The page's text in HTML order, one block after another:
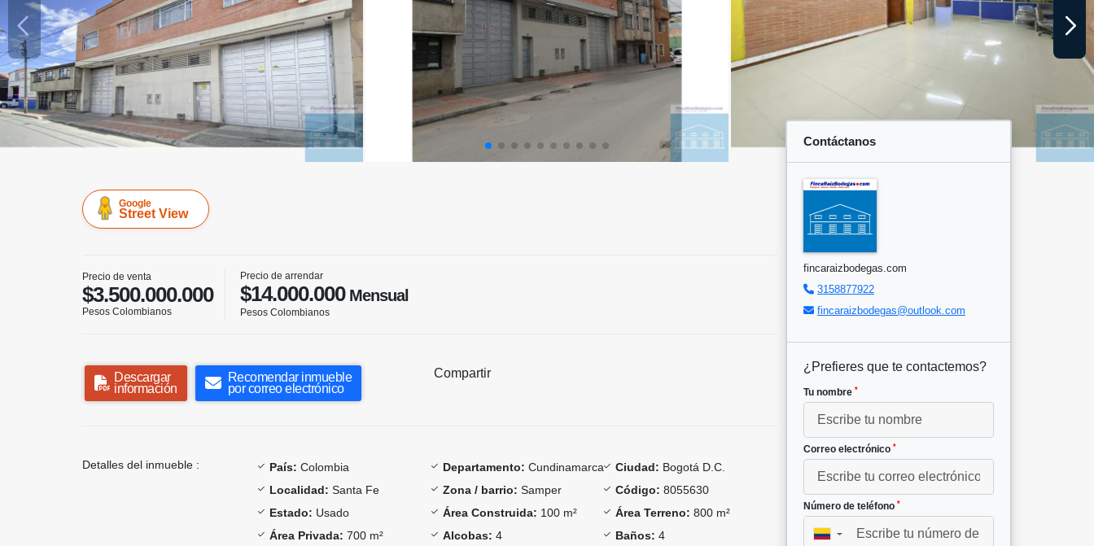
Google
Street View
Precio de venta
$3.500.000.000
Pesos Colombianos
Precio de arrendar
$14.000.000Mensual
Pesos Colombianos
Descargar
información
Recomendar inmueble
por correo electrónico
Compartir
Detalles del inmueble : País: Colombia Departamento: Cundinamarca Ciudad: Bogotá D.C.
Localidad: Santa Fe Zona / barrio: Samper Código: 8055630
Estado: Usado Área Construida: 100 m² Área Terreno: 800 m²
Área Privada: 700 m² Alcobas: 4 Baños: 4
Contáctanos
fincaraizbodegas.com
3158877922
fincaraizbodegas@outlook.com
¿Prefieres que te contactemos?
Tu nombre *
Correo electrónico *
Número de teléfono *
▼